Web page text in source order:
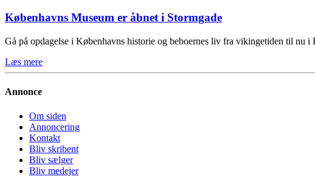
Københavns Museum er åbnet i Stormgade
Gå på opdagelse i Københavns historie og beboernes liv fra vikingetiden til nu
Læs mere
Annonce
Om siden
Annoncering
Kontakt
Bliv skribent
Bliv sælger
Bliv medejer